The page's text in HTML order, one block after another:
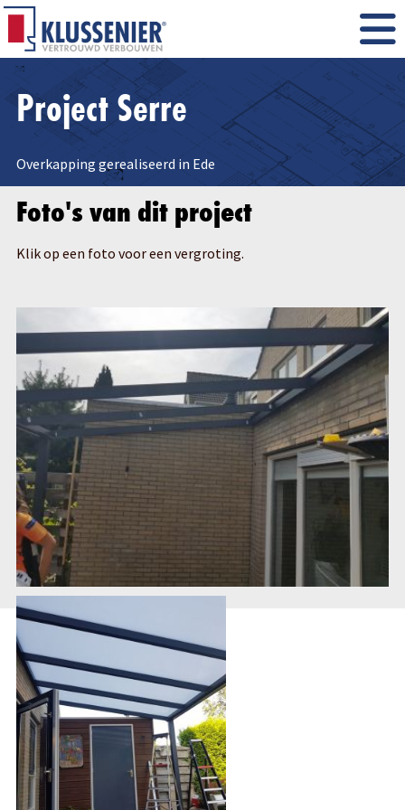
Project Serre
Overkapping gerealiseerd in Ede
Foto's van dit project
Klik op een foto voor een vergroting.